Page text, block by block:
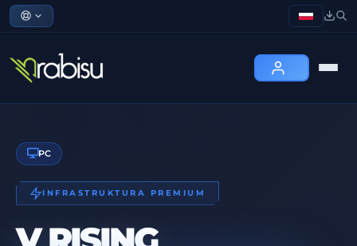
PC
INFRASTRUKTURA PREMIUM